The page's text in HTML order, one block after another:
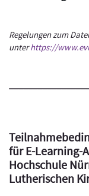
Regelungen zum
unterhttps://
für E-Learning-
Hochschule
Lutherischen